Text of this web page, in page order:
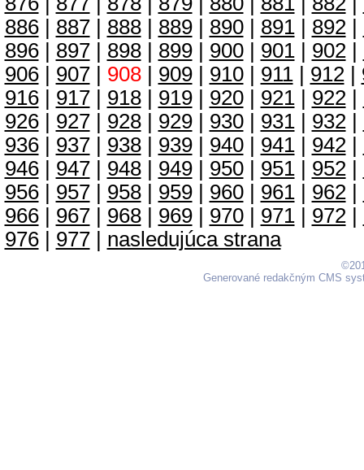
886| 887| 888| 889| 890| 891| 892|
896| 897| 898| 899| 900| 901| 902|
906| 907| 908| 909| 910| 911| 912|
916| 917| 918| 919| 920| 921| 922|
926| 927| 928| 929| 930| 931| 932|
936| 937| 938| 939| 940| 941| 942|
946| 947| 948| 949| 950| 951| 952|
956| 957| 958| 959| 960| 961| 962|
966| 967| 968| 969| 970| 971| 972|
976| 977| nasledujúca strana
Generované redakčným CMS